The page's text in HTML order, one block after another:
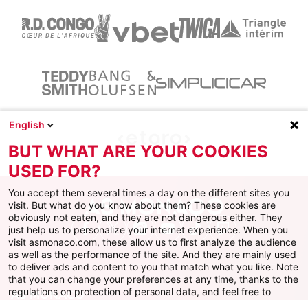
Facebook
X Instagram
YoutubeTikTokTwitch
AS MONACO
English
BUT WHAT ARE YOUR COOKIES
USED FOR?
You accept them several times a day on the different sites you
visit. But what do you know about them? These cookies are
obviously not eaten, and they are not dangerous either. They
just help us to personalize your internet experience. When you
visit asmonaco.com, these allow us to first analyze the audience
as well as the performance of the site. And they are mainly used
to deliver ads and content to you that match what you like. Note
that you can change your preferences at any time, thanks to the
regulations on protection of personal data, and feel free to